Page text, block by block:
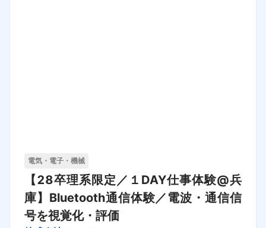
電気・電子・機械
【28卒理系限定／１DAY仕事体験@兵
庫】Bluetooth通信体験／電波・通信信
号を視覚化・評価